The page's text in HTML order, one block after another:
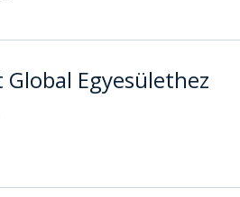
Egyesülethez